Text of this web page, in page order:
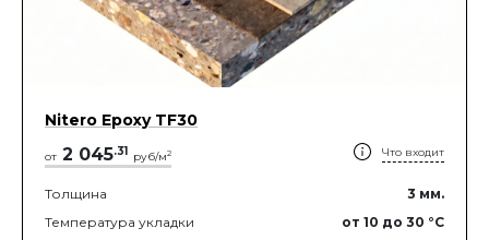
Nitero Epoxy TF30
от 2 045.31 руб/м2 Что входит
Толщина 3 мм.
Температура укладки
от 10 до 30 °C